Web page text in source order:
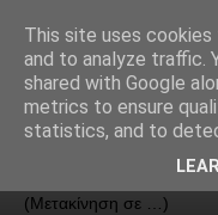
ΟΔΟΣ
This site uses
and to analyze traffic.
shared with Google
metrics to ensure
statistics, and to